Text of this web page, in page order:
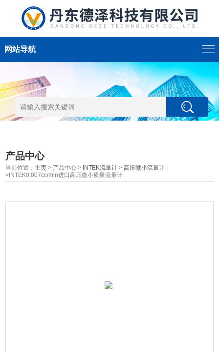
网站导航
产品中心
当前位置： 主页 > 产品中心 > INTEK流量计 >高压微小流量计
>INTEK0.007cc/min进口高压微小质量流量计